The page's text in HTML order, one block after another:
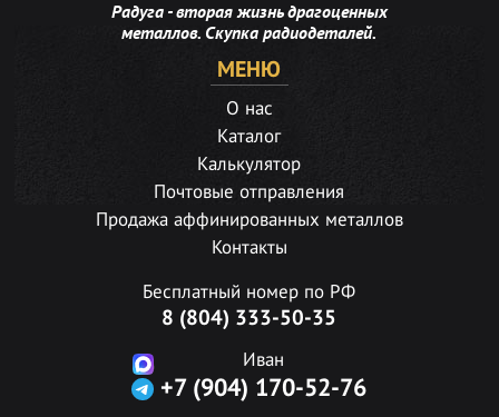
Радуга - вторая жизнь драгоценных
металлов. Скупка радиодеталей.
МЕНЮ
О нас
Каталог
Калькулятор
Почтовые отправления
Продажа аффинированных металлов
Контакты
Бесплатный номер по РФ
8 (804) 333-50-35
Иван
+7 (904) 170-52-76